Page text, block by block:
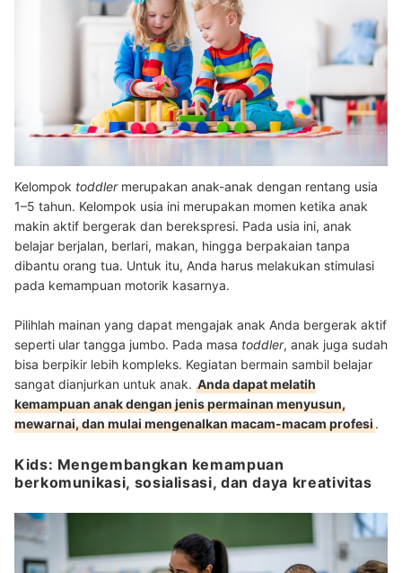
Kelompok toddlermerupakan anak-anak dengan rentang usia
1–5 tahun. Kelompok usia ini merupakan momen ketika anak
makin aktif bergerak dan berekspresi. Pada usia ini, anak
belajar berjalan, berlari, makan, hingga berpakaian tanpa
dibantu orang tua. Untuk itu, Anda harus melakukan stimulasi
pada kemampuan motorik kasarnya.
Pilihlah mainan yang dapat mengajak anak Anda bergerak aktif
seperti ular tangga jumbo. Pada masa toddler, anak juga sudah
bisa berpikir lebih kompleks. Kegiatan bermain sambil belajar
sangat dianjurkan untuk anak. Anda dapat melatih
kemampuan anak dengan jenis permainan menyusun,
mewarnai, dan mulai mengenalkan macam-macam profesi.
Kids: Mengembangkan kemampuan
berkomunikasi, sosialisasi, dan daya kreativitas